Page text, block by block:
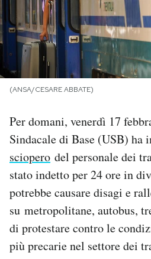
PODCAST
NEWSLETTER
SHOP
CALENDARIO
AREA PERSONALE
Area Personale
(ANSA/CESARE ABBATE)
Per domani, venerdì 17
Sindacale di Base (USB) ha
sciopero del personale dei
stato indetto per 24 ore in
potrebbe causare disagi e
su metropolitane, autobus,
di protestare contro le
più precarie nel settore dei